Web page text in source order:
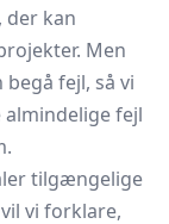
der kan
Men
fejl, så vi
fejl
tilgængelige
vi forklare,